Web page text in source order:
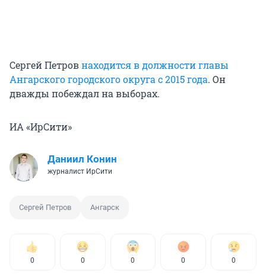
Сергей Петровнаходится в должности главы
Ангарского городского округа с 2015 года. Он
дважды побеждал на выборах.
ИА «ИрСити»
Даниил Конин
журналист ИрСити
Сергей Петров Ангарск
0 0 0 0 0